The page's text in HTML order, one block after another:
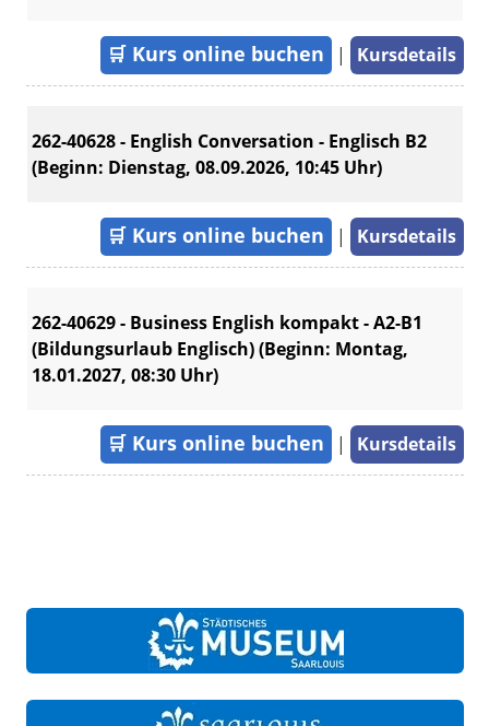
🛒 Kurs online buchen | Kursdetails
262-40628 - English Conversation - Englisch B2
(Beginn: Dienstag, 08.09.2026, 10:45 Uhr)
🛒 Kurs online buchen | Kursdetails
262-40629 - Business English kompakt - A2-B1
(Bildungsurlaub Englisch) (Beginn: Montag,
18.01.2027, 08:30 Uhr)
🛒 Kurs online buchen | Kursdetails